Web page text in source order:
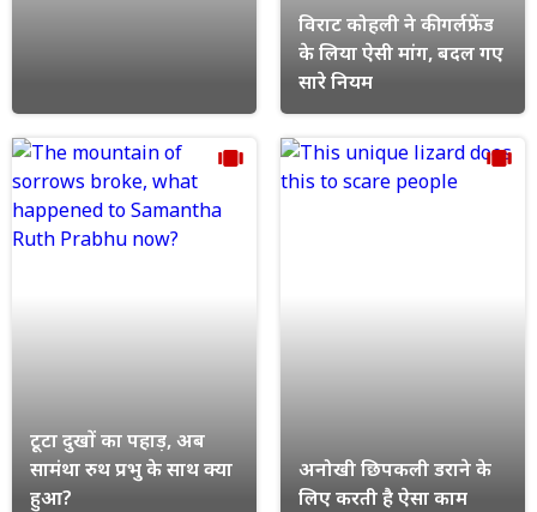
विराट कोहली ने की गर्लफ्रेंड
के लिया ऐसी मांग, बदल गए
सारे नियम
टूटा दुखों का पहाड़, अब
सामंथा रुथ प्रभु के साथ क्या
हुआ?
अनोखी छिपकली डराने के
लिए करती है ऐसा काम